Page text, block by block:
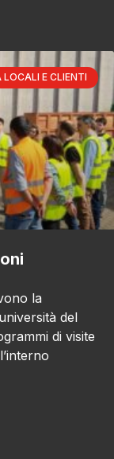
E CLIENTI
la
del
di visite